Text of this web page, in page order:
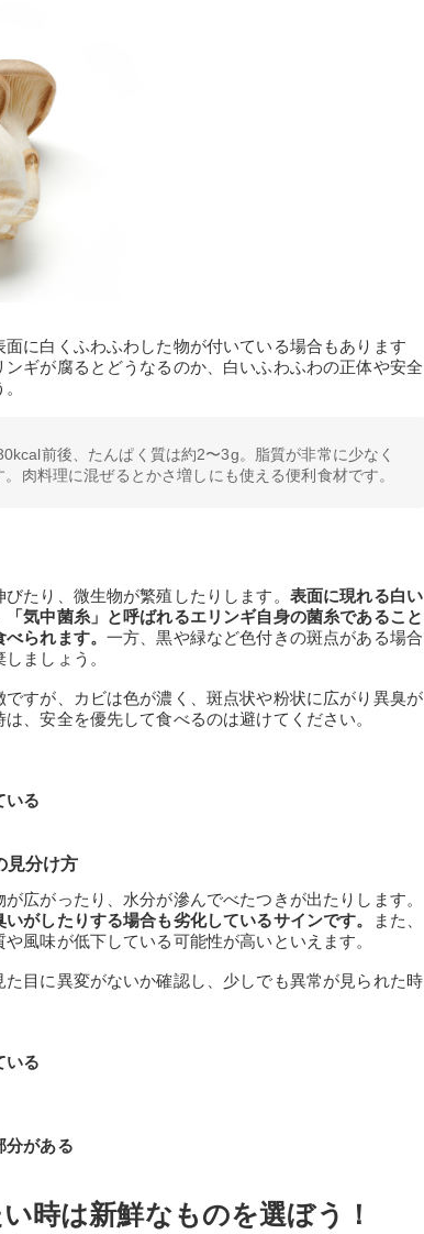
に白くふわふわした物が付いている場合もあります
ギが腐るとどうなるのか、白いふわふわの正体や安全
前後、たんぱく質は約2〜3g。脂質が非常に少なく
肉料理に混ぜるとかさ増しにも使える便利食材です。
たり、微生物が繁殖したりします。 表面に現れる白い
気中菌糸」と呼ばれるエリンギ自身の菌糸であること
べられます。一方、黒や緑など色付きの斑点がある場合
ましょう。
すが、カビは色が濃く、斑点状や粉状に広がり異臭が
、安全を優先して食べるのは避けてください。
いる
見分け方
広がったり、水分が滲んでべたつきが出たりします。
がしたりする場合も劣化しているサインです。
また、
風味が低下している可能性が高いといえます。
目に異変がないか確認し、少しでも異常が見られた時
いる
分がある
時は新鮮なものを選ぼう！